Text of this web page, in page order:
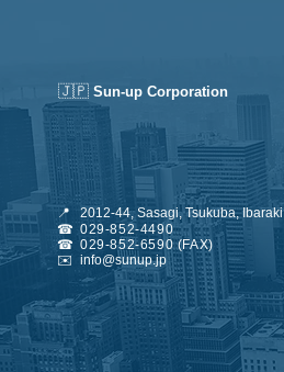
🇯🇵 Sun-up Corporation
📍
☎
☎
✉️
2012-44, Sasagi, Tsukuba, Ibaraki
029-852-4490
029-852-6590 (FAX)
info@sunup.jp